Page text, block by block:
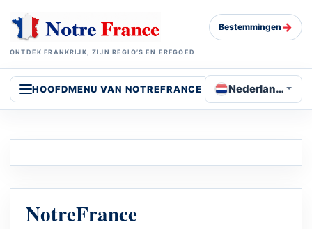
ONTDEK FRANKRIJK, ZIJN REGIO’S EN ERFGOED
Bestemmingen →
HOOFDMENU VAN NOTREFRANCE Nederlands
NotreFrance